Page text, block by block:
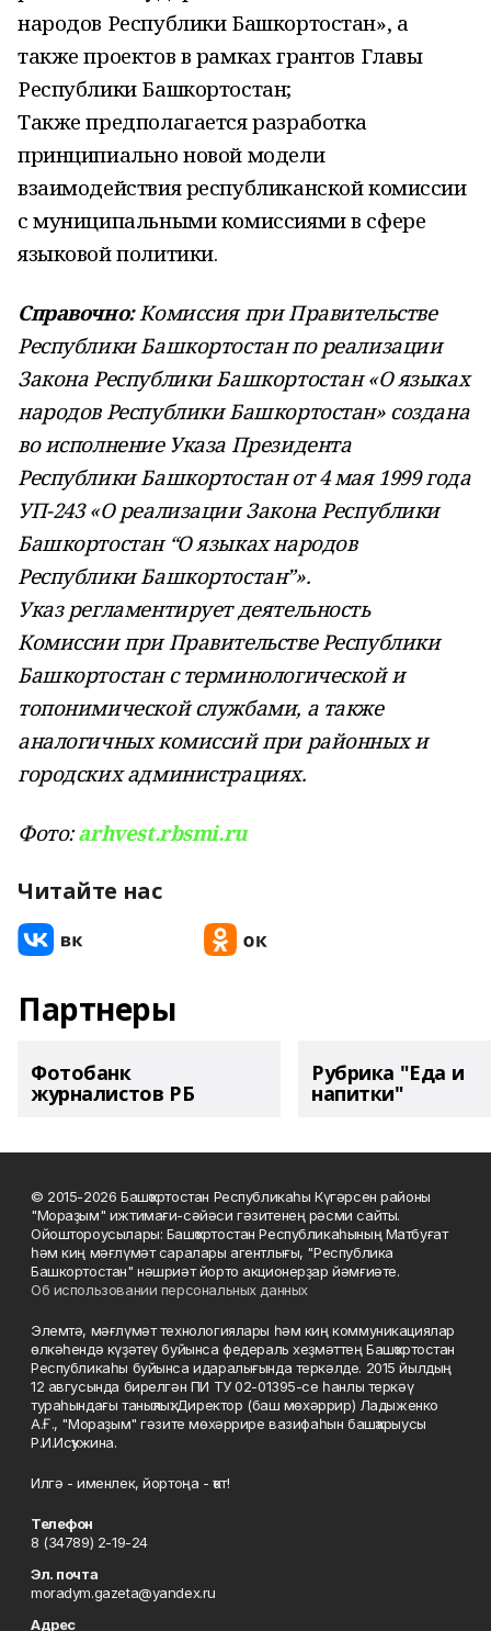
народов Республики Башкортостан», а
также проектов в рамках грантов Главы
Республики Башкортостан;
Также предполагается разработка
принципиально новой модели
взаимодействия республиканской комиссии
с муниципальными комиссиями в сфере
языковой политики.
Справочно:Комиссия при Правительстве
Республики Башкортостан по реализации
Закона Республики Башкортостан «О языках
народов Республики Башкортостан» создана
во исполнение Указа Президента
Республики Башкортостан от 4 мая 1999 года
УП-243 «О реализации Закона Республики
Башкортостан “О языках народов
Республики Башкортостан”».
Указ регламентирует деятельность
Комиссии при Правительстве Республики
Башкортостан с терминологической и
топонимической службами, а также
аналогичных комиссий при районных и
городских администрациях.
Фото:arhvest.rbsmi.ru
Читайте нас
Партнеры
Фотобанк
журналистов РБ
Рубрика "Еда и
напитки"
© 2015-2026 Башҡортостан Республикаһы Күгәрсен районы
"Мораҙым" ижтимағи-сәйәси гәзитенең рәсми сайты.
Ойоштороусылары: Башҡортостан Республикаһының Матбуғат
һәм киң мәғлүмәт саралары агентлығы, "Республика
Башкортостан" нәшриәт йорто акционерҙар йәмғиәте.
Об использовании персональных данных
Элемтә, мәғлүмәт технологиялары һәм киң коммуникациялар
өлкәһендә күҙәтеү буйынса федераль хеҙмәттең Башҡортостан
Республикаһы буйынса идаралығында теркәлде. 2015 йылдың
12 авгусында бирелгән ПИ ТУ 02-01395-се һанлы теркәү
тураһындағы таныҡлыҡ. Директор (баш мөхәррир) Ладыженко
А.Ғ., "Мораҙым" гәзите мөхәррире вазифаһын башҡарыусы
Р.И.Исҡужина.
Илгә - именлек, йортоңа - ҡот!
Телефон
8 (34789) 2-19-24
Эл. почта
moradym.gazeta@yandex.ru
Адрес